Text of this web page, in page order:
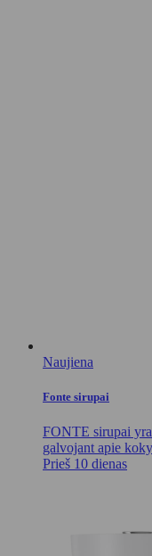
Naujiena
Fonte sirupai
FONTE sirupai
galvojant apie
Prieš 10 dienas